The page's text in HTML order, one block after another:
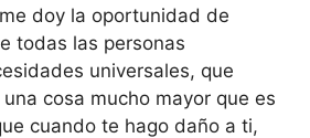
doy la oportunidad de
todas las personas
universales, que
cosa mucho mayor que es
cuando te hago daño a ti,